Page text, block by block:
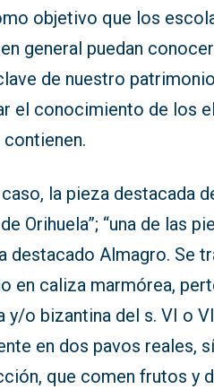
objetivo que los
general puedan
de nuestro
el conocimiento de los
la pieza destacada
Orihuela”; “una de las
destacado Almagro. Se
en caliza marmórea,
y/o bizantina del s. VI o
en dos pavos reales,
que comen frutos y